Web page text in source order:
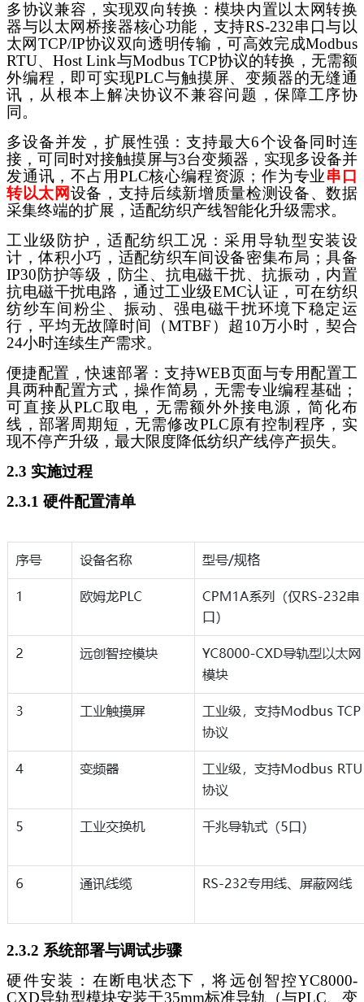
多协议兼容，实现双向转换：模块内置以太网转换
器与以太网桥接器核心功能，支持RS-232串口与以
太网TCP/IP协议双向透明传输，可高效完成Modbus
RTU、Host Link与Modbus TCP协议的转换，无需额
外编程，即可实现PLC与触摸屏、变频器的无缝通
讯，从根本上解决协议不兼容问题，保障工序协
同。
多设备并发，扩展性强：支持最大6个设备同时连
接，可同时对接触摸屏与3台变频器，实现多设备并
发通讯，不占用PLC核心编程资源；作为专业串口
转以太网设备，支持后续新增质量检测设备、数据
采集终端的扩展，适配纺织产线智能化升级需求。
工业级防护，适配纺织工况：采用导轨型安装设
计，体积小巧，适配纺织车间设备密集布局；具备
IP30防护等级，防尘、抗电磁干扰、抗振动，内置
抗电磁干扰电路，通过工业级EMC认证，可在纺织
纺纱车间粉尘、振动、强电磁干扰环境下稳定运
行，平均无故障时间（MTBF）超10万小时，契合
24小时连续生产需求。
便捷配置，快速部署：支持WEB页面与专用配置工
具两种配置方式，操作简易，无需专业编程基础；
可直接从PLC取电，无需额外外接电源，简化布
线，部署周期短，无需修改PLC原有控制程序，实
现不停产升级，最大限度降低纺织产线停产损失。
2.3 实施过程
2.3.1 硬件配置清单
2.3.2 系统部署与调试步骤
硬件安装：在断电状态下，将远创智控YC8000-
CXD导轨型模块安装于35mm标准导轨（与PLC、变